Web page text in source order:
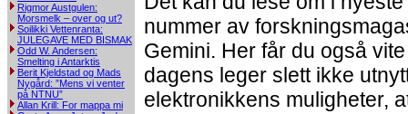
Rigmor Austgulen:
Morsmelk – over og ut?
Soilikki Vettenranta:
JULEGAVE MED BISMAK
Odd W. Andersen:
Smelting i Antarktis
Berit Kjeldstad og Mads
Nygård: ”Mens vi venter
på NTNU”
Allan Krill: For mappa mi
nummer av
Gemini. Her får du også
dagens leger slett ikke
elektronikkens muligheter,